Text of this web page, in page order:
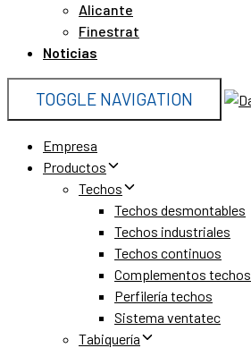
Alicante
Finestrat
Noticias
TOGGLE NAVIGATION
Empresa
Productos
Techos
Techos desmontables
Techos industriales
Techos continuos
Complementos techos
Perfilería techos
Sistema ventatec
Tabiquería